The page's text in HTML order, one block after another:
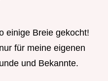
einige Breie gekocht!
für meine eigenen
und Bekannte.